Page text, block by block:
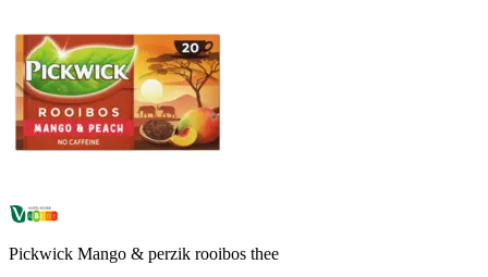
Pickwick Mango & perzik rooibos thee